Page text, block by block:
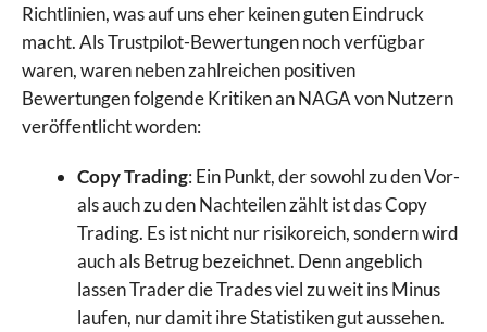
Richtlinien, was auf uns eher keinen guten Eindruck
macht. Als Trustpilot-Bewertungen noch verfügbar
waren, waren neben zahlreichen positiven
Bewertungen folgende Kritiken an NAGA von Nutzern
veröffentlicht worden:
Copy Trading: Ein Punkt, der sowohl zu den Vor-
als auch zu den Nachteilen zählt ist das Copy
Trading. Es ist nicht nur risikoreich, sondern wird
auch als Betrug bezeichnet. Denn angeblich
lassen Trader die Trades viel zu weit ins Minus
laufen, nur damit ihre Statistiken gut aussehen.